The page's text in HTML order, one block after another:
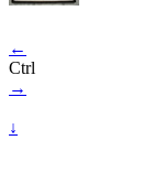
←
Ctrl
→
↓